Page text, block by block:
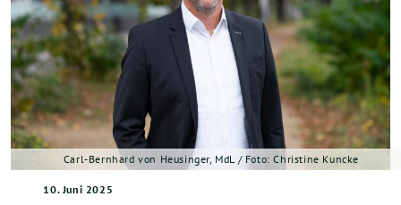
Carl-Bernhard von Heusinger, MdL / Foto: Christine Kuncke
10. Juni 2025